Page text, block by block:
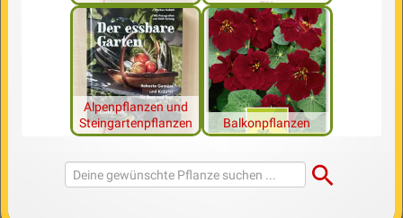
Alpenpflanzen und
Steingartenpflanzen
Balkonpflanzen